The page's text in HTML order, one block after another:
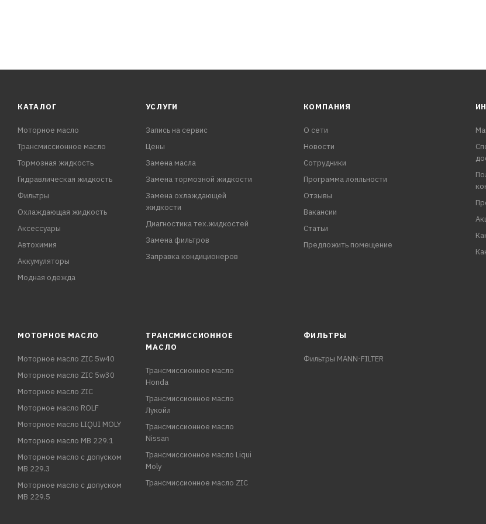
КАТАЛОГ
Моторное масло
Трансмиссионное масло
Тормозная жидкость
Гидравлическая жидкость
Фильтры
Охлаждающая жидкость
Аксессуары
Автохимия
Аккумуляторы
Модная одежда
УСЛУГИ
Запись на сервис
Цены
Замена масла
Замена тормозной жидкости
Замена охлаждающей
жидкости
Диагностика тех.жидкостей
Замена фильтров
Заправка кондиционеров
КОМПАНИЯ
О сети
Новости
Сотрудники
Программа лояльности
Отзывы
Вакансии
Статьи
Предложить помещение
МОТОРНОЕ МАСЛО
Моторное масло ZIC 5w40
Моторное масло ZIC 5w30
Моторное масло ZIC
Моторное масло ROLF
Моторное масло LIQUI MOLY
Моторное масло MB 229.1
Моторное масло с допуском
MB 229.3
Моторное масло с допуском
MB 229.5
ТРАНСМИССИОННОЕ
МАСЛО
Трансмиссионное масло
Honda
Трансмиссионное масло
Лукойл
Трансмиссионное масло
Nissan
Трансмиссионное масло Liqui
Moly
Трансмиссионное масло ZIC
ФИЛЬТРЫ
Фильтры MANN-FILTER